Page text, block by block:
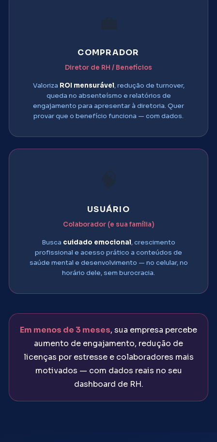
COMPRADOR
Diretor de RH / Benefícios
Valoriza ROI mensurável, redução de turnover,
queda no absenteísmo e relatórios de
engajamento para apresentar à diretoria. Quer
provar que o benefício funciona — com dados.
USUÁRIO
Colaborador (e sua família)
Busca cuidado emocional, crescimento
profissional e acesso prático a conteúdos de
saúde mental e desenvolvimento — no celular, no
horário dele, sem burocracia.
Em menos de 3 meses, sua empresa percebe
aumento de engajamento, redução de
licenças por estresse e colaboradores mais
motivados — com dados reais no seu
dashboard de RH.